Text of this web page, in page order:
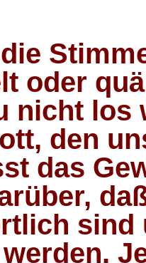
oder
nicht los
den
das
sind